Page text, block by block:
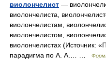
виолончелист —
виолончелиста,
виолончелистам,
виолончелистом,
виолончелистах (Источник:
парадигма по А. А.… …